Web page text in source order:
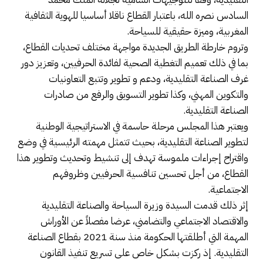
السادس نصره الله، باعتبار القطاع ناقلا أساسيا للهوية الثقافية
المغربية، وميزة حقيقية للسياحة.
وتروم خارطة الطريق الجديدة مواجهة مختلف تحديات القطاع،
بما في ذلك تعميم التغطية الصحية لفائدة الحرفيين، وتعزيز دور
غرف الصناعة التقليدية، ودعم و تطوير وتتبع التعاونيات
والتكوين المهني، وكذا تطوير التسويق والرفع من صادرات
الصناعة التقليدية.
ويعتبر هذا المجلس مرحلة حاسمة في الاستراتيجية الوطنية
لتطوير الصناعة التقليدية، بحيث تتمثل مهمته الرئيسية في وضع
واقتراح إجراءات ملموسة تهدف إلى تنشيط وتحديث وتطوير هذا
القطاع، من أجل تحسين تنافسية الحرفيين وظروفهم
الاجتماعية.
إثر ذلك قدمت السيدة وزيرة السياحة والصناعة التقليدية
والاقتصاد الاجتماعي والتضامني، عرضا مفصلاً عن الأوراش
المهمة التي أطلقتها الحكومة منذ سنة 2021 بقطاع الصناعة
التقليدية. إذ ركزت بشكل خاص على تسريع تنفيذ القانون